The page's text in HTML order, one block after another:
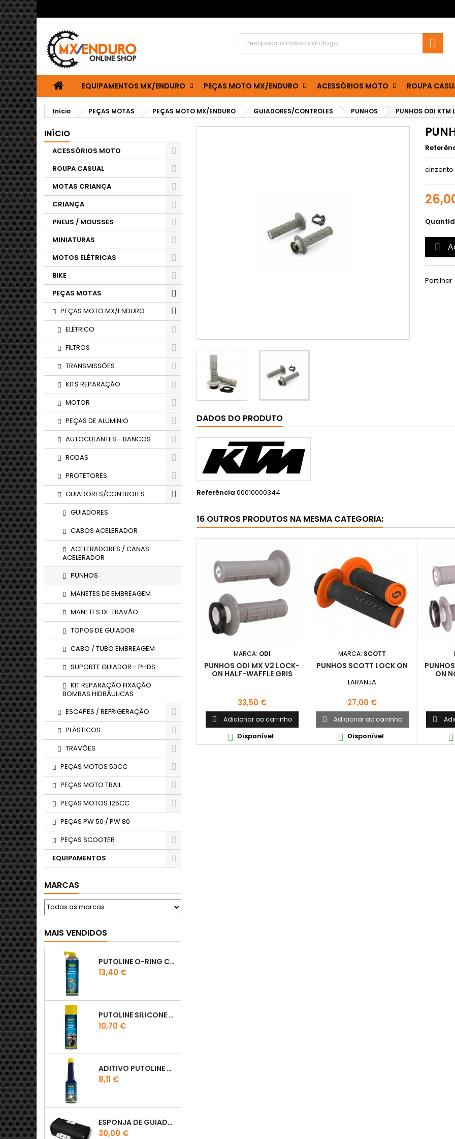

EQUIPAMENTOS MX/ENDURO PEÇAS MOTO MX/ENDURO ACESSÓRIOS MOTO ROUPA
Início PEÇAS MOTAS PEÇAS MOTO MX/ENDURO GUIADORES/CONTROLES PUNHOS PUNHOS ODI KTM
INÍCIO
ACESSÓRIOS MOTO
ROUPA CASUAL
MOTAS CRIANÇA
CRIANÇA
PNEUS / MOUSSES
MINIATURAS
MOTOS ELÉTRICAS
BIKE
PEÇAS MOTAS
PEÇAS MOTO MX/ENDURO
ELÉTRICO
FILTROS
TRANSMISSÕES
KITS REPARAÇÃO
MOTOR
PEÇAS DE ALUMINIO
AUTOCULANTES - BANCOS
RODAS
PROTETORES
GUIADORES/CONTROLES
GUIADORES
CABOS ACELERADOR
ACELERADORES / CANAS
ACELERADOR
PUNHOS
MANETES DE EMBREAGEM
MANETES DE TRAVÃO
TOPOS DE GUIADOR
CABO / TUBO EMBREAGEM
SUPORTE GUIADOR - PHDS
KIT REPARAÇÃO FIXAÇÃO
BOMBAS HIDRÁULICAS
ESCAPES / REFRIGERAÇÃO
PLÁSTICOS
TRAVÕES
PEÇAS MOTOS 50CC
PEÇAS MOTO TRAIL
PEÇAS MOTOS 125CC
PEÇAS PW 50 / PW 80
PEÇAS SCOOTER
EQUIPAMENTOS
MARCAS
MAIS VENDIDOS
PUTOLINE O-RING CHAIN LUBE - SPRAY CORRENTE - 0,5 LT
Preço
13,40 €
PUTOLINE SILICONE SPRAY
Preço
10,70 €
ADITIVO PUTOLINE OCTANE BOOSTER 150ML
Preço
8,11 €
ESPONJA DE GUIADOR KTM
Preço
30,00 €
cinzento

Partilhar
DADOS DO PRODUTO
Referência 00010000344
16 OUTROS PRODUTOS NA MESMA CATEGORIA:
MARCA: ODI
PUNHOS ODI MX V2 LOCK-
ON HALF-WAFFLE GRIS
Preço
33,50 €
 Adicionar ao carrinho
 Disponível
MARCA: SCOTT
PUNHOS SCOTT LOCK ON
LARANJA
Preço
27,00 €
 Adicionar ao carrinho
 Disponível
ON

